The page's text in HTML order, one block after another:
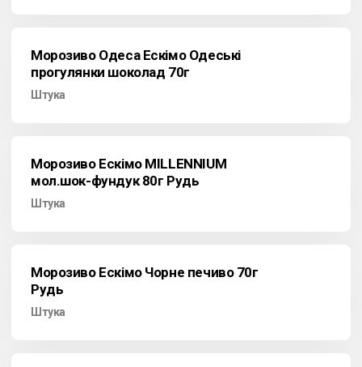
Морозиво Одеса Ескімо Одеські
прогулянки шоколад 70г
Штука
Морозиво Ескімо MILLENNIUM
мол.шок-фундук 80г Рудь
Штука
Морозиво Ескімо Чорне печиво 70г
Рудь
Штука